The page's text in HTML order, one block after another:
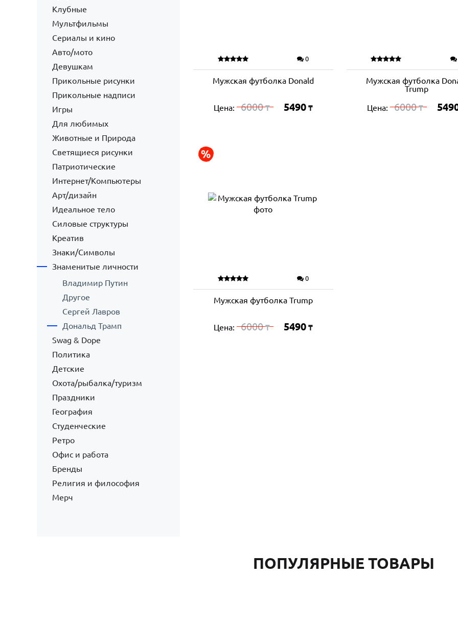
Клубные
Мультфильмы
Сериалы и кино
Авто/мото
Девушкам
Прикольные рисунки
Прикольные надписи
Игры
Для любимых
Животные и Природа
Светящиеся рисунки
Патриотические
Интернет/Компьютеры
Арт/дизайн
Идеальное тело
Силовые структуры
Креатив
Знаки/Символы
Знаменитые личности
Владимир Путин
Другое
Сергей Лавров
Дональд Трамп
Swag & Dope
Политика
Детские
Охота/рыбалка/туризм
Праздники
География
Студенческие
Ретро
Офис и работа
Бренды
Религия и философия
Мерч
0
Мужская футболка Donald
Цена: 6000₸ 5490 ₸
Мужская футболка
Trump
Цена: 6000₸
0
Мужская футболка Trump
Цена: 6000₸ 5490 ₸
ПОПУЛЯРНЫЕ ТОВАРЫ